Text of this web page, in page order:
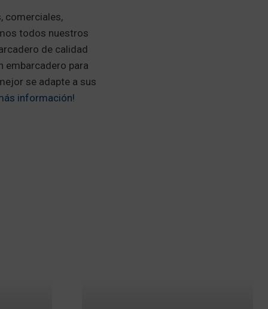
comerciales,
todos nuestros
de calidad
embarcadero para
se adapte a sus
información!